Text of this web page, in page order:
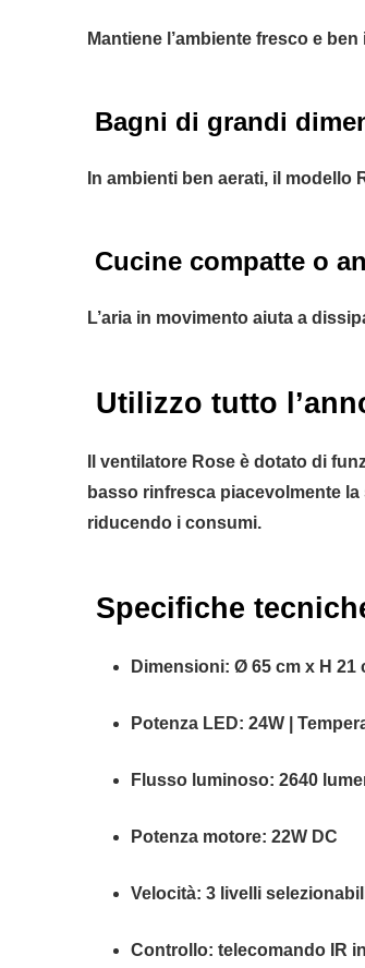
Mantiene l’ambiente fresco e
Bagni di grandi
In ambienti ben aerati, il
Cucine compatte o
L’aria in movimento aiuta a
Utilizzo tutto
Il ventilatore Rose è dotato di
basso rinfresca piacevolmente
riducendo i consumi.
Specifiche
Dimensioni: Ø 65 cm x H 21
Potenza LED: 24W |
Flusso luminoso: 2640
Potenza motore: 22W DC
Velocità: 3 livelli
Controllo: telecomando IR